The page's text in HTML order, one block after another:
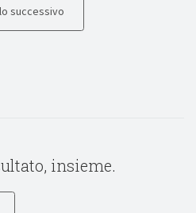
successivo
insieme.